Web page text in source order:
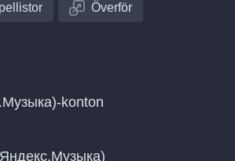
Överför
konton